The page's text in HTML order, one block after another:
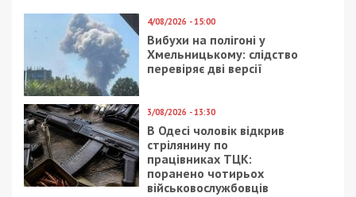
4/08/2026 - 15:00
Вибухи на полігоні у
Хмельницькому: слідство
перевіряє дві версії
3/08/2026 - 13:30
В Одесі чоловік відкрив
стрілянину по
працівниках ТЦК:
поранено чотирьох
військовослужбовців